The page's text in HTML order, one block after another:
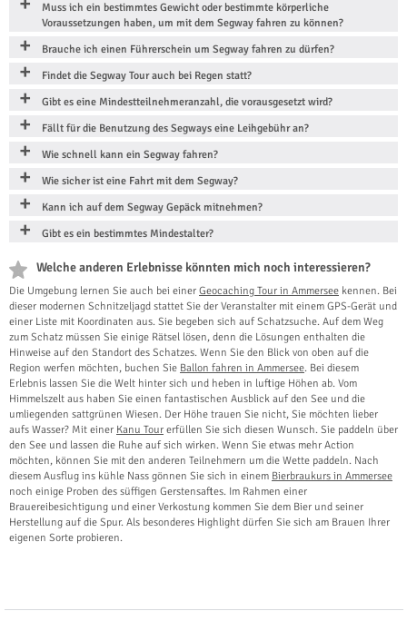
Muss ich ein bestimmtes Gewicht oder bestimmte körperliche
Voraussetzungen haben, um mit dem Segway fahren zu können?
Brauche ich einen Führerschein um Segway fahren zu dürfen?
Findet die Segway Tour auch bei Regen statt?
Gibt es eine Mindestteilnehmeranzahl, die vorausgesetzt wird?
Fällt für die Benutzung des Segways eine Leihgebühr an?
Wie schnell kann ein Segway fahren?
Wie sicher ist eine Fahrt mit dem Segway?
Kann ich auf dem Segway Gepäck mitnehmen?
Gibt es ein bestimmtes Mindestalter?
Welche anderen Erlebnisse könnten mich noch interessieren?
Die Umgebung lernen Sie auch bei einer Geocaching Tour in Ammersee kennen. Bei
dieser modernen Schnitzeljagd stattet Sie der Veranstalter mit einem GPS-Gerät und
einer Liste mit Koordinaten aus. Sie begeben sich auf Schatzsuche. Auf dem Weg
zum Schatz müssen Sie einige Rätsel lösen, denn die Lösungen enthalten die
Hinweise auf den Standort des Schatzes. Wenn Sie den Blick von oben auf die
Region werfen möchten, buchen Sie Ballon fahren in Ammersee. Bei diesem
Erlebnis lassen Sie die Welt hinter sich und heben in luftige Höhen ab. Vom
Himmelszelt aus haben Sie einen fantastischen Ausblick auf den See und die
umliegenden sattgrünen Wiesen. Der Höhe trauen Sie nicht, Sie möchten lieber
aufs Wasser? Mit einer Kanu Tour erfüllen Sie sich diesen Wunsch. Sie paddeln über
den See und lassen die Ruhe auf sich wirken. Wenn Sie etwas mehr Action
möchten, können Sie mit den anderen Teilnehmern um die Wette paddeln. Nach
diesem Ausflug ins kühle Nass gönnen Sie sich in einem Bierbraukurs in Ammersee
noch einige Proben des süffigen Gerstensaftes. Im Rahmen einer
Brauereibesichtigung und einer Verkostung kommen Sie dem Bier und seiner
Herstellung auf die Spur. Als besonderes Highlight dürfen Sie sich am Brauen Ihrer
eigenen Sorte probieren.